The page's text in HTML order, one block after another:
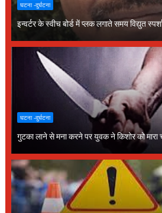
घटना -दुर्घटना
इन्वर्टर के स्वीच बोर्ड में प्लक लगाते समय विद्युत
घटना -दुर्घटना
गुटका लाने से मना करने पर युवक ने किशोर को मारा